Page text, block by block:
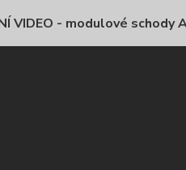
VIDEO - modulové schody